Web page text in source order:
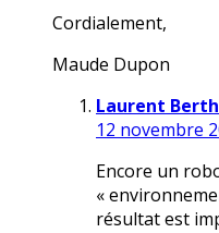
Cordialement,
Maude Dupon
Laurent
12 novembre
Encore un
«
résultat est